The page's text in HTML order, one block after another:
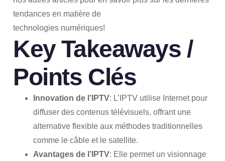
tendances en matière de
technologies numériques!
Key Takeaways /
Points Clés
Innovation de l’IPTV: L’IPTV utilise Internet pour
diffuser des contenus télévisuels, offrant une
alternative flexible aux méthodes traditionnelles
comme le câble et le satellite.
Avantages de l’IPTV: Elle permet un visionnage